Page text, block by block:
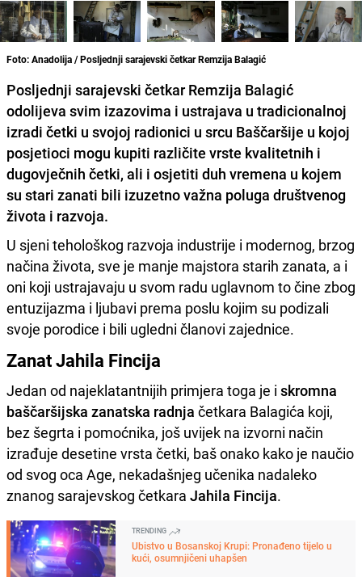
Foto: Anadolija / Posljednji sarajevski četkar Remzija Balagić
Posljednji sarajevski četkar Remzija Balagić
odolijeva svim izazovima i ustrajava u tradicionalnoj
izradi četki u svojoj radionici u srcu Baščaršije u kojoj
posjetioci mogu kupiti različite vrste kvalitetnih i
dugovječnih četki, ali i osjetiti duh vremena u kojem
su stari zanati bili izuzetno važna poluga društvenog
života i razvoja.
U sjeni tehološkog razvoja industrije i modernog, brzog
načina života, sve je manje majstora starih zanata, a i
oni koji ustrajavaju u svom radu uglavnom to čine zbog
entuzijazma i ljubavi prema poslu kojim su podizali
svoje porodice i bili ugledni članovi zajednice.
Zanat Jahila Fincija
Jedan od najeklatantnijih primjera toga je i skromna
baščaršijska zanatska radnja četkara Balagića koji,
bez šegrta i pomoćnika, još uvijek na izvorni način
izrađuje desetine vrsta četki, baš onako kako je naučio
od svog oca Age, nekadašnjeg učenika nadaleko
znanog sarajevskog četkara Jahila Fincija.
TRENDING
Ubistvo u Bosanskoj Krupi: Pronađeno tijelo u
kući, osumnjičeni uhapšen